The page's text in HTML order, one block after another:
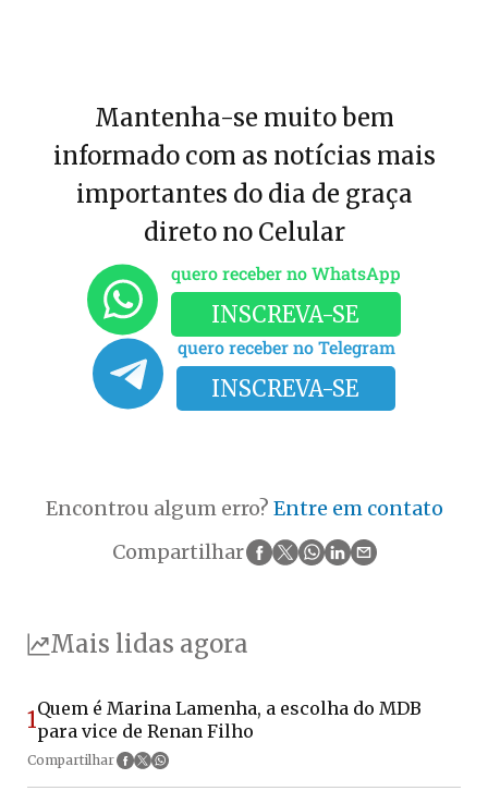
Mantenha-se muito bem
informado com as notícias mais
importantes do dia de graça
direto no Celular
quero receber no WhatsApp
INSCREVA-SE
quero receber no Telegram
INSCREVA-SE
Encontrou algum erro? Entre em contato
Compartilhar
Mais lidas agora
1Quem é Marina Lamenha, a escolha do MDB
para vice de Renan Filho
Compartilhar